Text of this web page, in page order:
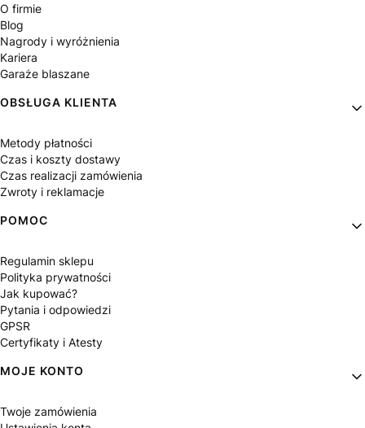
O firmie
Blog
Nagrody i wyróżnienia
Kariera
Garaże blaszane
OBSŁUGA KLIENTA
Metody płatności
Czas i koszty dostawy
Czas realizacji zamówienia
Zwroty i reklamacje
POMOC
Regulamin sklepu
Polityka prywatności
Jak kupować?
Pytania i odpowiedzi
GPSR
Certyfikaty i Atesty
MOJE KONTO
Twoje zamówienia